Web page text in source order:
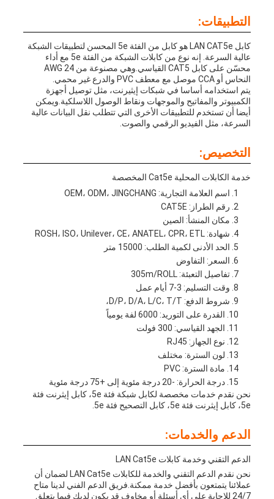
التطبيقات:
كابل LAN CAT5e هو كابل من الفئة 5e المحسن لتطبيقات الشبكة
عالية السرعة. إنه نوع من كابلات الشبكة من الفئة 5e مع أداء
محسّن على كابل CAT5 القياسي.وهي مصنوعة من 24 AWG
النحاس أو CCA موصل مع معطف PVC والدرع غير محمي.
يتم استخدامه أساسا في شبكات إيثيرنت، مثل توصيل أجهزة
الكمبيوتر والمفاتيح والموجهات ونقاط الوصول اللاسلكية.ويمكن
أيضا أن تستخدم للتطبيقات الأخرى التي تتطلب نقل البيانات عالية
السرعة، مثل الفيديو الرقمي والصوت.
التخصيص:
خدمة الكابلات المحلية Cat5e المخصصة
اسم العلامة التجارية: OEM، ODM، JINGCHANG
رقم الطراز: CAT5E
مكان المنشأ: الصين
شهادة: ROSH، ISO، Unilever، CE، ANATEL، CPR، ETL
الحد الأدنى لكمية الطلب: 15000 متر
السعر: التفاوض
تفاصيل التعبئة: 305m/ROLL
وقت التسليم: 3-7 أيام عمل
شروط الدفع: D/P، D/A، L/C، T/T،
القدرة على التوريد: 6000 لفة يومياً
الجهد القياسي: 300 فولت
نوع الجهاز: RJ45
لون السترة: مختلف
مادة السترة: PVC
درجة الحرارة: -20 درجة مئوية إلى +75 درجة مئوية
نحن نقدم خدمات مخصصة لكابل شبكة فئة 5e، كابل إيثرنت فئة
5e، كابل إيثرنت فئة 5e، كابل التصحيح فئة 5e.
الدعم والخدمات:
الدعم التقني وخدمة كابلات LAN Cat5e
نحن نقدم الدعم التقني والخدمة للكابلات LAN Cat5e لضمان أن
عملائنا يتمتعون بأفضل خدمة ممكنة.فريق الدعم الفني لدينا متاح
24/7 للإجابة على أي أسئلة أو مخاوف قد يكون لديك فيما يتعلق